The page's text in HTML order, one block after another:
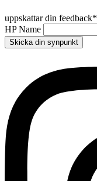
uppskattar din feedback*
HP Name
Skicka din synpunkt